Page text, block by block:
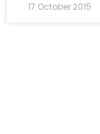
17 October 2015